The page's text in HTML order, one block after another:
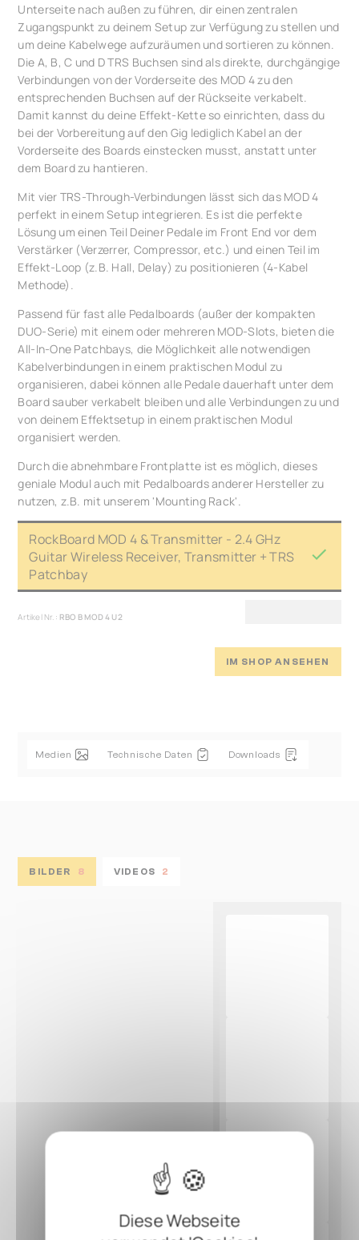
Diese Webseite
Unterseite nach außen zu führen, dir einen zentralen
Zugangspunkt zu deinem Setup zur Verfügung zu stellen und
um deine Kabelwege aufzuräumen und sortieren zu können.
Die A, B, C und D TRS Buchsen sind als direkte, durchgängige
Verbindungen von der Vorderseite des MOD 4 zu den
entsprechenden Buchsen auf der Rückseite verkabelt.
Damit kannst du deine Effekt-Kette so einrichten, dass du
bei der Vorbereitung auf den Gig lediglich Kabel an der
Vorderseite des Boards einstecken musst, anstatt unter
dem Board zu hantieren.
Mit vier TRS-Through-Verbindungen lässt sich das MOD 4
perfekt in einem Setup integrieren. Es ist die perfekte
Lösung um einen Teil Deiner Pedale im Front End vor dem
Verstärker (Verzerrer, Compressor, etc.) und einen Teil im
Effekt-Loop (z.B. Hall, Delay) zu positionieren (4-Kabel
Methode).
Passend für fast alle Pedalboards (außer der kompakten
DUO-Serie) mit einem oder mehreren MOD-Slots, bieten die
All-In-One Patchbays, die Möglichkeit alle notwendigen
Kabelverbindungen in einem praktischen Modul zu
organisieren, dabei können alle Pedale dauerhaft unter dem
Board sauber verkabelt bleiben und alle Verbindungen zu und
von deinem Effektsetup in einem praktischen Modul
organisiert werden.
Durch die abnehmbare Frontplatte ist es möglich, dieses
geniale Modul auch mit Pedalboards anderer Hersteller zu
nutzen, z.B. mit unserem 'Mounting Rack'.
RockBoard MOD 4 & Transmitter - 2.4 GHz
Guitar Wireless Receiver, Transmitter + TRS
Patchbay
Artikel Nr.: RBO B MOD 4 U2
IM SHOP ANSEHEN
Medien Technische Daten Downloads
BILDER 8 VIDEOS 2